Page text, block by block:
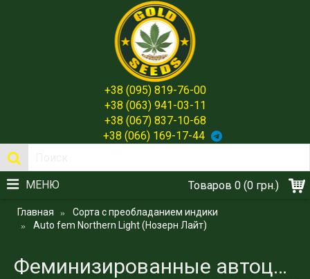
+38 (095) 819-76-00
+38 (063) 941-03-11
+38 (067) 837-10-68
+38 (066) 169-17-44
Товаров 0 (0 грн.)
МЕНЮ
Главная
Сорта с преобладанием индики
Auto fem Northern Light (Нозерн Лайт)
Феминизированные автоцветущие сорта. Northern Light (Нозерн Лайт)